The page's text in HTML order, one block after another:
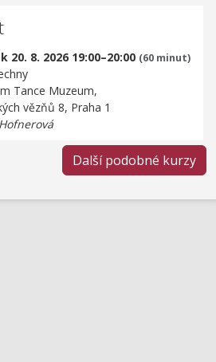
20. 8. 2026 19:00–20:00 (60 minut)
Tance Muzeum,
vězňů 8, Praha 1
Další podobné kurzy